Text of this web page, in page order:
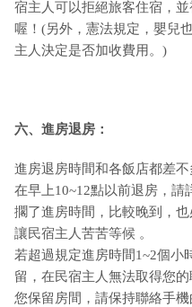
宿主人可以拒絕旅客住宿，
喔！(另外，憲法規定，嬰兒
主人決定是否加收費用。)
六、進房退房：
進房退房時間和各飯店都差
在早上10~12點以前退房，
擱了進房時間，比較晚到，
讓民宿主人苦苦等候 。
若超過規定進房時間1~2個小
留，在民宿主人無法取得您
您保留房間，請保持聯絡手機